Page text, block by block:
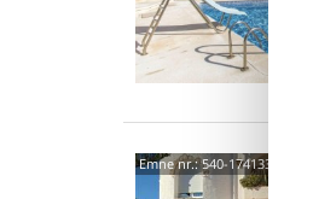
Emne nr.:540-174133-139808